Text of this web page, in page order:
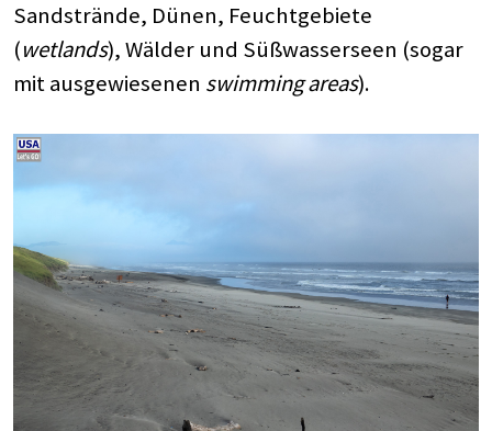
Sandstrände, Dünen, Feuchtgebiete
(wetlands), Wälder und Süßwasserseen (sogar
mit ausgewiesenen swimming areas).